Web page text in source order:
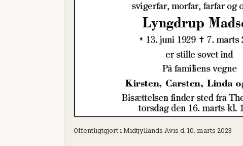
Offentligtgjort i Midtjyllands Avis d. 10. marts 2023